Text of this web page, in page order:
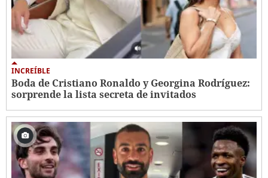
INCREÍBLE
Boda de Cristiano Ronaldo y Georgina Rodríguez:
sorprende la lista secreta de invitados